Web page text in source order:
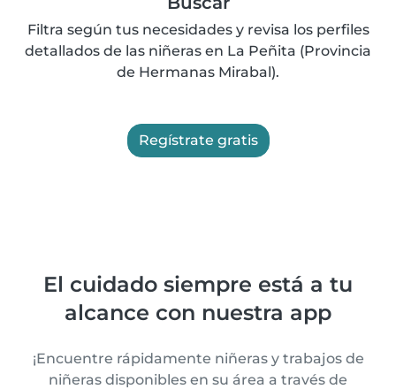
Filtra según tus necesidades y revisa los perfiles
detallados de las niñeras en La Peñita (Provincia
de Hermanas Mirabal).
Regístrate gratis
El cuidado siempre está a tu
alcance con nuestra app
¡Encuentre rápidamente niñeras y trabajos de
niñeras disponibles en su área a través de